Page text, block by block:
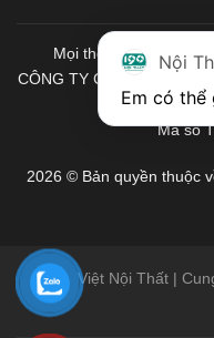
Mọi thông tin quý
CÔNG TY CỔ PHẦN ĐẦU
Mã số
2026 © Bản quyền thuộc
Việt Nội Thất |
Nội